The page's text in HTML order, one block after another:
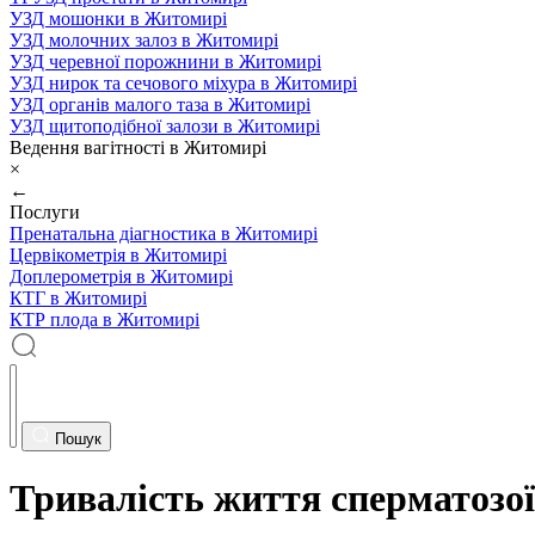
УЗД мошонки в Житомирі
УЗД молочних залоз в Житомирі
УЗД черевної порожнини в Житомирі
УЗД нирок та сечового міхура в Житомирі
УЗД органів малого таза в Житомирі
УЗД щитоподібної залози в Житомирі
Ведення вагітності в Житомирі
×
←
Послуги
Пренатальна діагностика в Житомирі
Цервікометрія в Житомирі
Доплерометрія в Житомирі
КТГ в Житомирі
КТР плода в Житомирі
Пошук
Тривалість життя